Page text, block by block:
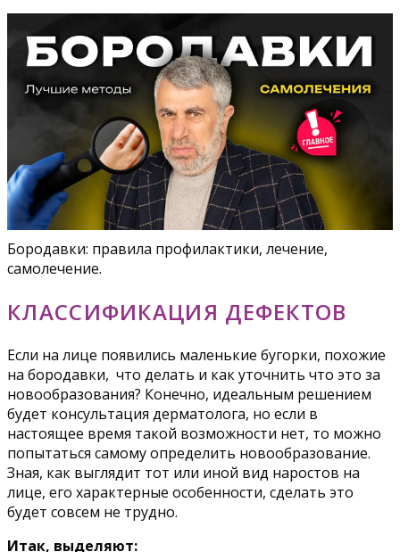
Бородавки: правила профилактики, лечение,
самолечение.
КЛАССИФИКАЦИЯ ДЕФЕКТОВ
Если на лице появились маленькие бугорки, похожие
на бородавки, что делать и как уточнить что это за
новообразования? Конечно, идеальным решением
будет консультация дерматолога, но если в
настоящее время такой возможности нет, то можно
попытаться самому определить новообразование.
Зная, как выглядит тот или иной вид наростов на
лице, его характерные особенности, сделать это
будет совсем не трудно.
Итак, выделяют: